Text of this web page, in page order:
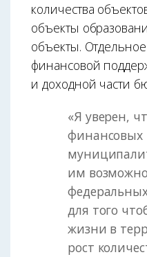
количества
объекты
объекты.
финансовой
и доходной части
«Я уверен,
финансовых
им
для того
жизни в
рост